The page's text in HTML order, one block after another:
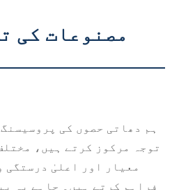
مصنوعات کی
ہم دھاتی حصوں کی
توجہ مرکوز کرتے ہیں،
معیار اور اعلیٰ درستگی
فراہم کرتے ہیں۔ چاہے یہ